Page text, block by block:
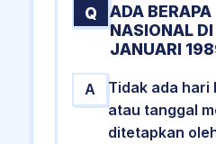
Q
ADA BERAPA
NASIONAL
JANUARI
A
Tidak ada hari
atau tanggal
ditetapkan